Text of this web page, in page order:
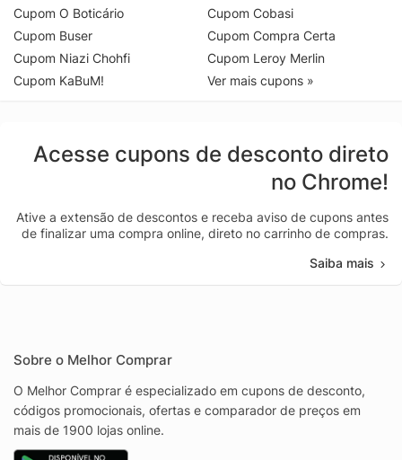
Cupom O Boticário
Cupom Buser
Cupom Niazi Chohfi
Cupom KaBuM!
Cupom Cobasi
Cupom Compra Certa
Cupom Leroy Merlin
Ver mais cupons »
Acesse cupons de desconto direto
no Chrome!
Ative a extensão de descontos e receba aviso de cupons antes
de finalizar uma compra online, direto no carrinho de compras.
Saiba mais
Sobre o Melhor Comprar
O Melhor Comprar é especializado em cupons de desconto,
códigos promocionais, ofertas e comparador de preços em
mais de 1900 lojas online.